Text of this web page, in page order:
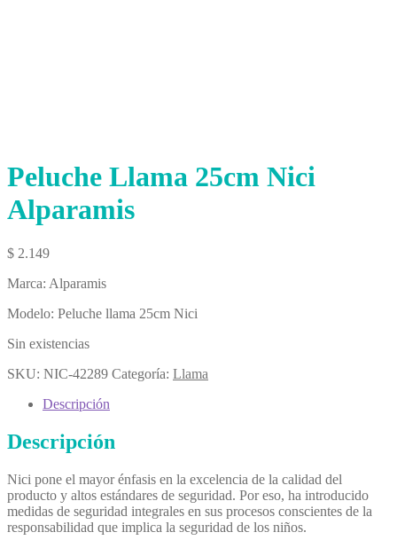
Peluche Llama 25cm Nici
Alparamis
$ 2.149
Marca: Alparamis
Modelo: Peluche llama 25cm Nici
Sin existencias
SKU: NIC-42289 Categoría: Llama
Descripción
Descripción
Nici pone el mayor énfasis en la excelencia de la calidad del
producto y altos estándares de seguridad. Por eso, ha introducido
medidas de seguridad integrales en sus procesos conscientes de la
responsabilidad que implica la seguridad de los niños.